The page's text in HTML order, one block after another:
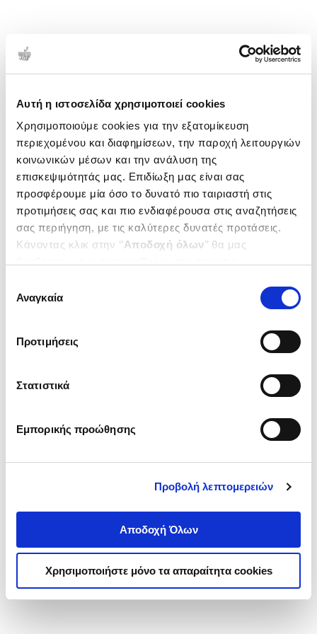
Αυτή η ιστοσελίδα χρησιμοποιεί cookies
Χρησιμοποιούμε cookies για την εξατομίκευση
περιεχομένου και διαφημίσεων, την παροχή λειτουργιών
κοινωνικών μέσων και την ανάλυση της
επισκεψιμότητάς μας. Επιδίωξη μας είναι σας
προσφέρουμε μία όσο το δυνατό πιο ταιριαστή στις
προτιμήσεις σας και πιο ενδιαφέρουσα στις αναζητήσεις
σας περιήγηση, με τις καλύτερες δυνατές προτάσεις.
Κάνοντας κλικ στην ‘’Αποδοχή όλων’’ θα μας
ενδιαφέρουν και να επιλέξετε από τα παρακάτω με την
΄΄και να ενημερωθείτε σχετικά με
συγκατάθεσης
Αναγκαία
Προτιμήσεις
Στατιστικά
Εμπορικής προώθησης
Προβολή λεπτομερειών
Αποδοχή Όλων
Χρησιμοποιήστε μόνο τα απαραίτητα cookies